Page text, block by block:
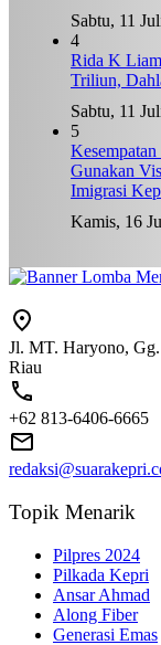
Sabtu, 11
4
Rida K
Triliun,
Sabtu, 11
5
Gunakan
Imigrasi
Kamis, 16
Jl. MT. Haryono,
Riau
+62 813-6406-6665
Topik Menarik
Pilpres 2024
Pilkada Kepri
Ansar Ahmad
Along Fiber
Generasi Emas